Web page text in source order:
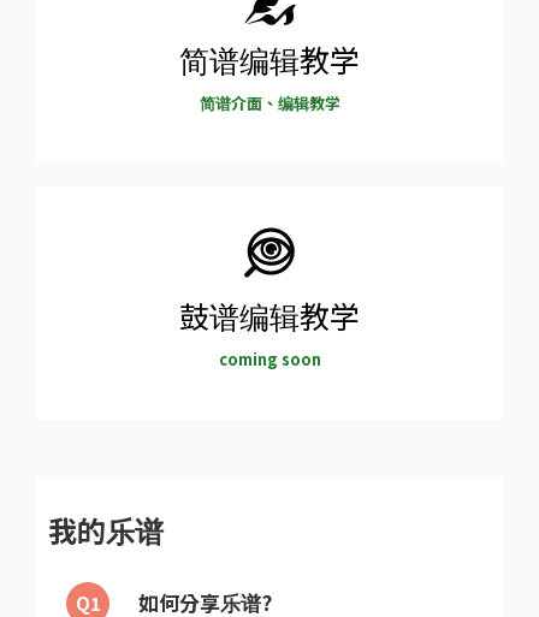
简谱编辑教学
简谱介面、编辑教学
鼓谱编辑教学
coming soon
我的乐谱
Q1 如何分享乐谱?